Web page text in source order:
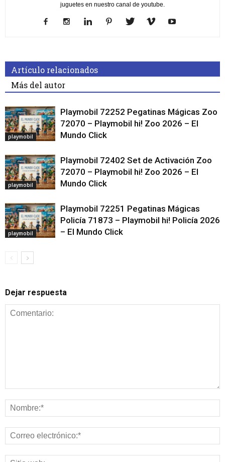
juguetes en nuestro canal de youtube.
Artículo relacionados
Más del autor
playmobil
Playmobil 72252 Pegatinas Mágicas Zoo
72070 – Playmobil hi! Zoo 2026 – El
Mundo Click
playmobil
Playmobil 72402 Set de Activación Zoo
72070 – Playmobil hi! Zoo 2026 – El
Mundo Click
playmobil
Playmobil 72251 Pegatinas Mágicas
Policía 71873 – Playmobil hi! Policía 2026
– El Mundo Click
Dejar respuesta